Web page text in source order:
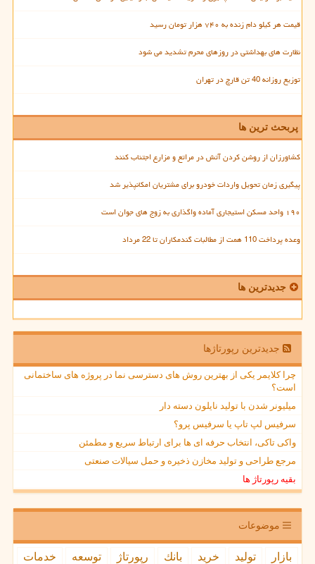
قیمت هر کیلو دام زنده به ۷۴۰ هزار تومان رسید
نظارت های بهداشتی در روزهای محرم تشدید می شود
توزیع روزانه 40 تن قارچ در تهران
پربحث ترین ها
کشاورزان از روشن کردن آتش در مراتع و مزارع اجتناب کنند
پیگیری زمان تحویل واردات خودرو برای مشتریان امکانپذیر شد
۱۹۰ واحد مسکن استیجاری آماده واگذاری به زوج های جوان است
وعده پرداخت 110 همت از مطالبات گندمکاران تا 22 مرداد
جدیدترین ها
جدیدترین رپورتاژها
چرا کلایمر یکی از بهترین روش های دسترسی نما در پروژه های ساختمانی
است؟
میلیونر شدن با تولید نایلون دسته دار
سرفیس لپ تاپ یا سرفیس پرو؟
واکی تاکی، انتخاب حرفه ای ها برای ارتباط سریع و مطمئن
مرجع طراحی و تولید مخازن ذخیره و حمل سیالات صنعتی
بقیه رپورتاژ ها
موضوعات
بازار تولید خرید بانك رپورتاژ توسعه
خدمات